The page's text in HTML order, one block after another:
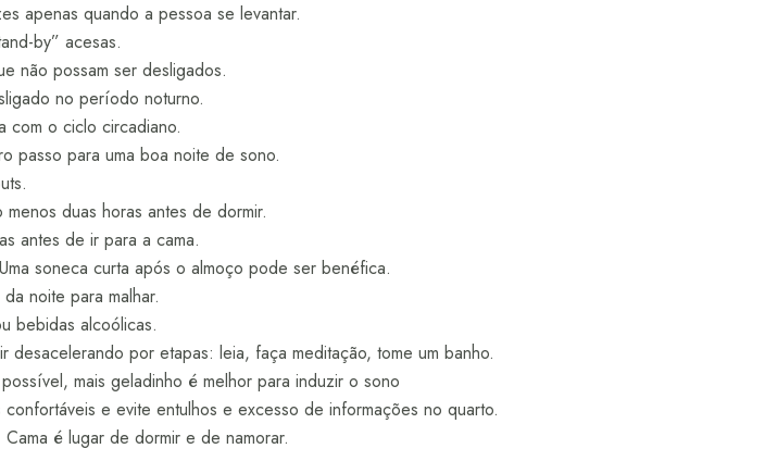
apenas quando a pessoa se levantar.
by” acesas.
não possam ser desligados.
no período noturno.
com o ciclo circadiano.
passo para uma boa noite de sono.
duas horas antes de dormir.
antes de ir para a cama.
soneca curta após o almoço pode ser benéfica.
noite para malhar.
bebidas alcoólicas.
desacelerando por etapas: leia, faça meditação, tome um banho.
mais geladinho é melhor para induzir o sono
e evite entulhos e excesso de informações no quarto.
é lugar de dormir e de namorar.